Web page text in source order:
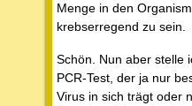
Menge in den
krebserregend zu sein.
Schön. Nun aber stelle
PCR-Test, der ja nur
Virus in sich trägt oder